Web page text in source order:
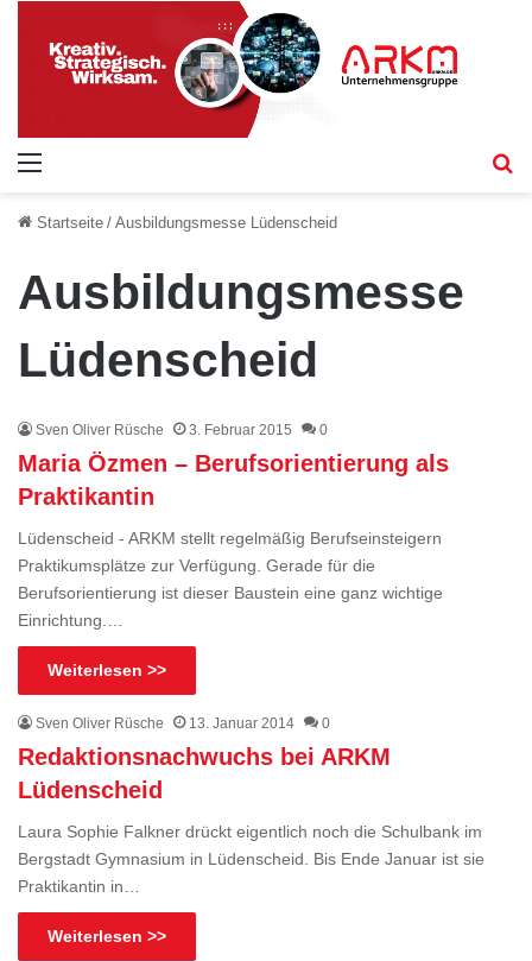
Startseite / Ausbildungsmesse Lüdenscheid
Ausbildungsmesse
Lüdenscheid
Sven Oliver Rüsche 3. Februar 2015 0
Maria Özmen – Berufsorientierung als
Praktikantin
Lüdenscheid - ARKM stellt regelmäßig Berufseinsteigern
Praktikumsplätze zur Verfügung. Gerade für die
Berufsorientierung ist dieser Baustein eine ganz wichtige
Einrichtung.…
Weiterlesen >>
Sven Oliver Rüsche 13. Januar 2014 0
Redaktionsnachwuchs bei ARKM
Lüdenscheid
Laura Sophie Falkner drückt eigentlich noch die Schulbank im
Bergstadt Gymnasium in Lüdenscheid. Bis Ende Januar ist sie
Praktikantin in…
Weiterlesen >>